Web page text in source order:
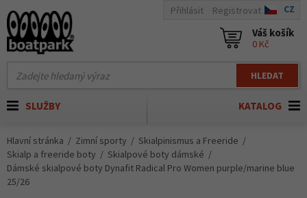
HLEDAT
Přihlásit Registrovat CZ
Váš košík
0 Kč
KATALOG
SLUŽBY
Hlavní stránka Zimní sporty
Skialpinismus a Freeride
Skialp a freeride boty
Skialpové boty dámské
Dámské skialpové boty Dynafit Radical Pro Women purple/marine blue
25/26